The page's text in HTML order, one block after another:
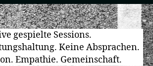
gespielte Sessions.
Keine Absprachen.
Empathie. Gemeinschaft.